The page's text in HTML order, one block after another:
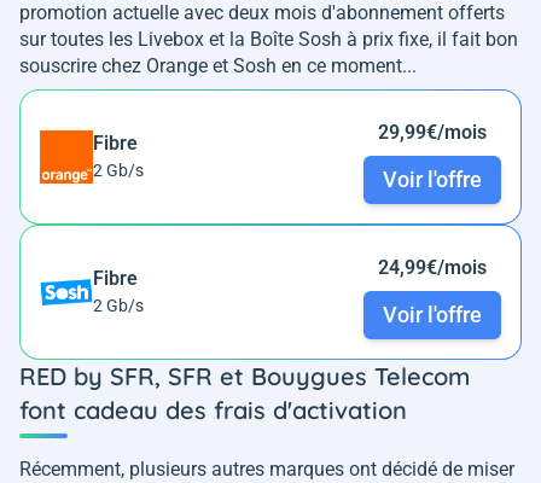
promotion actuelle avec deux mois d'abonnement offerts
sur toutes les Livebox et la Boîte Sosh à prix fixe, il fait bon
souscrire chez Orange et Sosh en ce moment...
Fibre
2 Gb/s
29,99€/mois
Voir l'offre
Fibre
2 Gb/s
24,99€/mois
Voir l'offre
RED by SFR, SFR et Bouygues Telecom
font cadeau des frais d'activation
Récemment, plusieurs autres marques ont décidé de miser